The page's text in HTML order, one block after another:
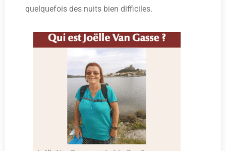
quelquefois des nuits bien difficiles.